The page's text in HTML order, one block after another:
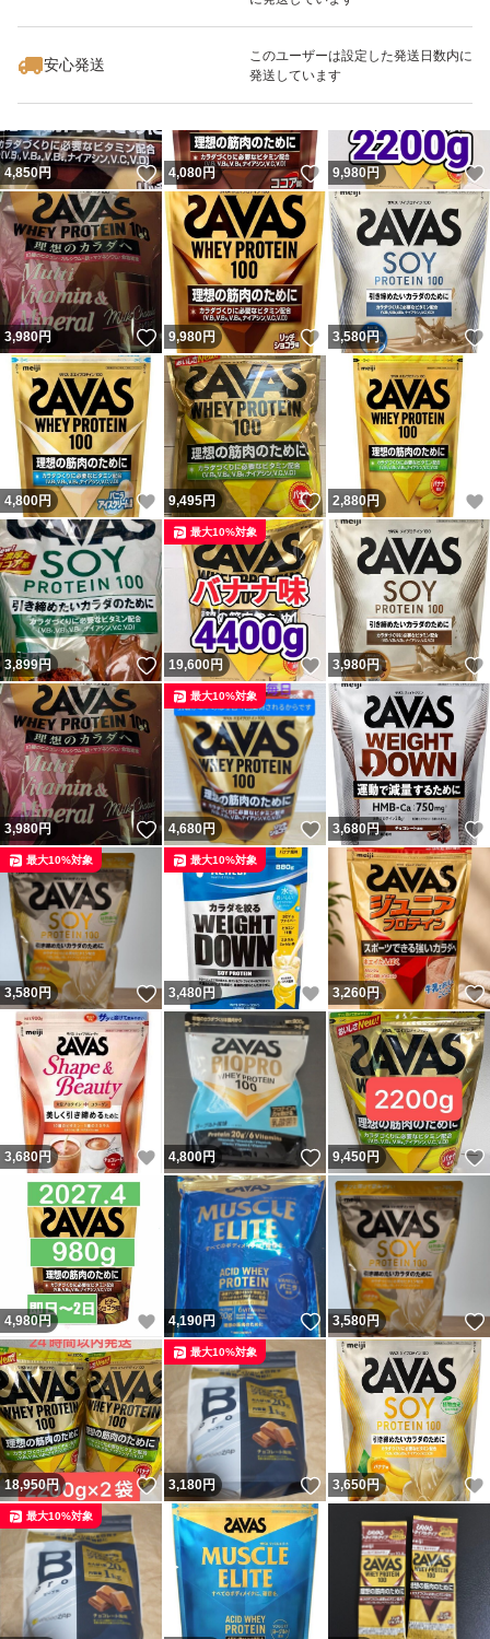
安心発送
このユーザーは設定した発送日数内に
発送しています
いいね！
4,780
4,850円 いいね！
4,080円 いいね！
9,980円
3,980円 いいね！
9,980円 いいね！
3,580円
4,800円 いいね！
9,495円 いいね！
2,880円
3,899円 いいね！
19,600円 いいね！
最大10%対象
3,980円
3,980円 いいね！
4,680円 いいね！
最大10%対象
3,680円
3,580円 いいね！
最大10%対象
3,480円 いいね！
最大10%対象
3,260円
3,680円 いいね！
4,800円 いいね！
9,450円
4,980円 いいね！
4,190円 いいね！
3,580円
18,950円 いいね！
3,180円 いいね！
最大10%対象
3,650円
最大10%対象